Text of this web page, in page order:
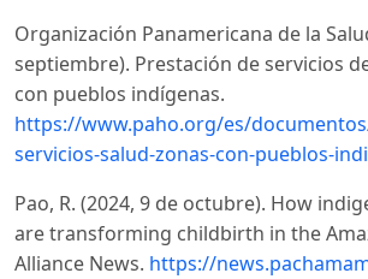
Organización Panamericana de la
septiembre). Prestación de servicios
con pueblos indígenas.
https://www.paho.org/es/
servicios-salud-zonas-con-pueblos-
Pao, R. (2024, 9 de octubre). How
are transforming childbirth in the
Alliance News. https://